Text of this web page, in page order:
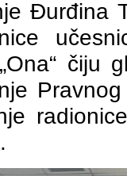
Đurđina
čiju